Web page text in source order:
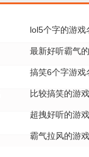
lol5个字的游
全
最新好听霸气
搞笑6个字游戏
比较搞笑的游
超拽好听的游
霸气拉风的游